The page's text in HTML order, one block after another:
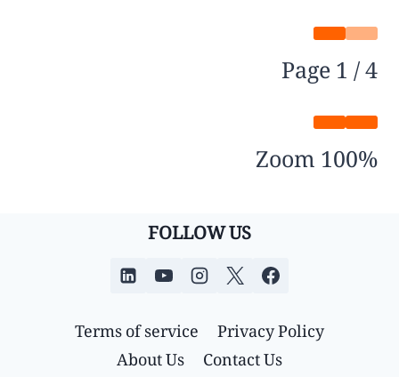
Page1/4
Zoom100%
FOLLOW US
Privacy Policy
Terms of service
Contact Us
About Us